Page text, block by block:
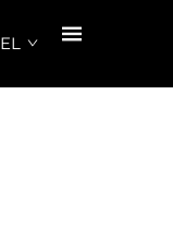
EL